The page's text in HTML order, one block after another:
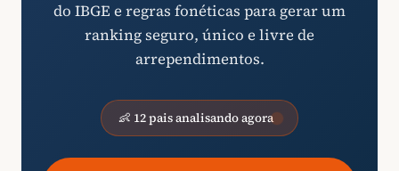
do IBGE e regras fonéticas para gerar um
ranking seguro, único e livre de
arrependimentos.
👶 12 pais analisando agora